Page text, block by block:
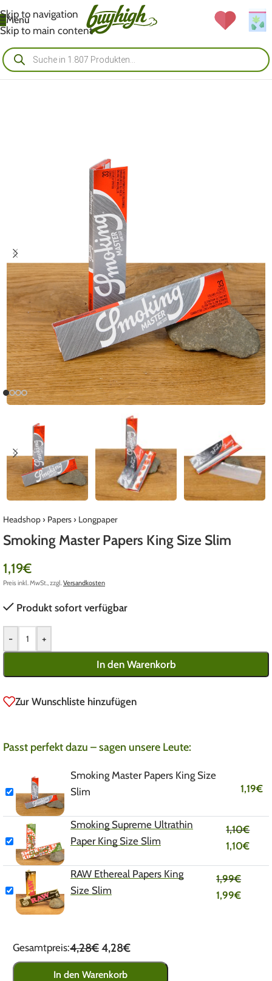
Skip to navigation
Skip to main content
Menü
Headshop› Papers› Longpaper
Smoking Master Papers King Size Slim
1,19€
Preis inkl. MwSt., zzgl.Versandkosten
Produkt sofort verfügbar
- +
In den Warenkorb
Zur Wunschliste hinzufügen
Passt perfekt dazu – sagen unsere Leute:
Smoking Master Papers King Size
Slim
1,19€
Smoking Supreme Ultrathin
Paper King Size Slim
1,10€
1,10€
RAW Ethereal Papers King
Size Slim
1,99€
1,99€
Gesamtpreis:4,28€4,28€
In den Warenkorb